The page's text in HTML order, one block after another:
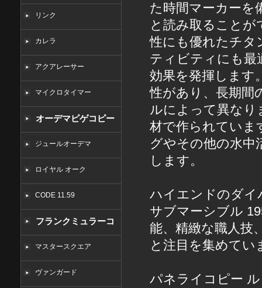
リンク
カレラ
アクアレーサー
マイクロタイマー
オーデマピゲコピー
ジュールオーデマ
ロイヤル オーク
CODE 11.59
フランクミュラーコ
ピーマスタースクエア
ヴァンガード
た時間マーカーを
と読み取ること
性にも優れたチタ
ティビティにも最
効果を発揮します
性があり、長期間
ルによって異なり
材で作られていま
グやその他の水中
します。
ハイエンドのダイ
サブマーシブル
能、精緻な職人技
と注目を集めてい
パネライコピー